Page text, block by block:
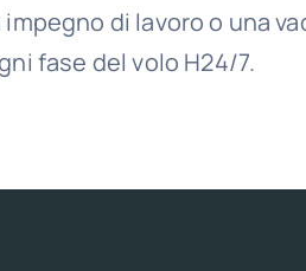
di lavoro o una
fase del volo H24/7.